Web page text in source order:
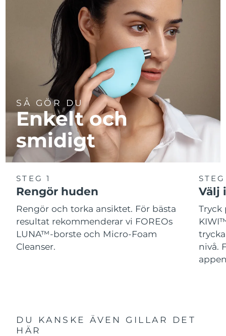
SÅ GÖR DU
Enkelt och
smidigt
STEG 1
Rengör huden
Rengör och torka ansiktet. För bästa
resultat rekommenderar vi FOREOs
LUNA™-borste och Micro-Foam
Cleanser.
Välj
Tryck
nivå.
DU KANSKE ÄVEN GILLAR DET
HÄR